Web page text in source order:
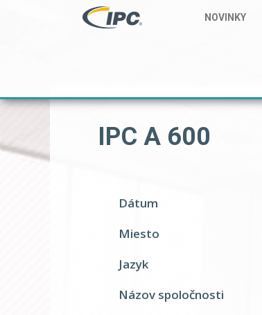
NOVINKY
IPC A 600
Dátum
Miesto
Jazyk
Názov spoločnosti